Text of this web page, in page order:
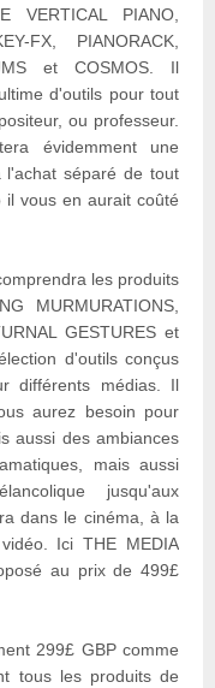
VERTICAL PIANO,
FX, PIANORACK,
et COSMOS. Il
d'outils pour tout
ou professeur.
évidemment une
l'achat séparé de tout
vous en aurait coûté
les produits
MURMURATIONS,
GESTURES et
d'outils conçus
différents médias. Il
aurez besoin pour
aussi des ambiances
mais aussi
jusqu'aux
dans le cinéma, à la
Ici THE MEDIA
au prix de 499£
299£ GBP comme
tous les produits de